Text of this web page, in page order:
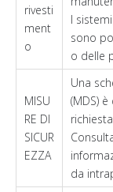
rivesti
ment
o
I
sono
o delle
MISU
RE DI
SICUR
EZZA
Una
(MDS)
da